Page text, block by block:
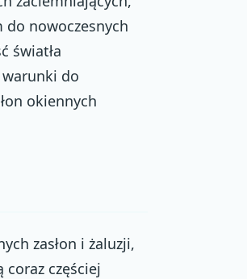
do nowoczesnych
światła
do
okiennych
zasłon i żaluzji,
coraz częściej